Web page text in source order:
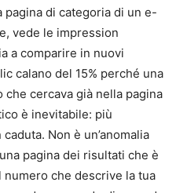
pagina di categoria di un e-
vede le impression
a comparire in nuovi
calano del 15% perché una
cercava già nella pagina
è inevitabile: più
Non è un’anomalia
pagina dei risultati che è
che descrive la tua